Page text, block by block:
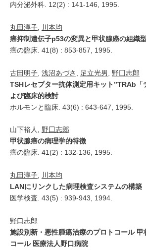
内分泌外科. 12(2) : 141-146, 1995.
丸田淳子
川本均
癌抑制遺伝子p53の変異と甲状腺癌の組織
癌の臨床. 41(8) : 853-857, 1995.
古田明子 浅沼あづさ 足立光男
野囗志郎
TSHレセプター抗体測定用キット”TRAb「
よび臨床的検討
ホルモンと臨床. 43(6) : 643-647, 1995.
山下裕人, 野囗志郎
甲状腺癌の病理学的特徴
癌の臨床. 41(2) : 132-136, 1995.
丸田淳子
川本均
LANにリンクした病理検査システムの構築
医学検査. 43(5) : 939-943, 1994.
野口志郎
施設別新・悪性腫瘍治療のプロトコール 甲
コール 医療法人野口病院